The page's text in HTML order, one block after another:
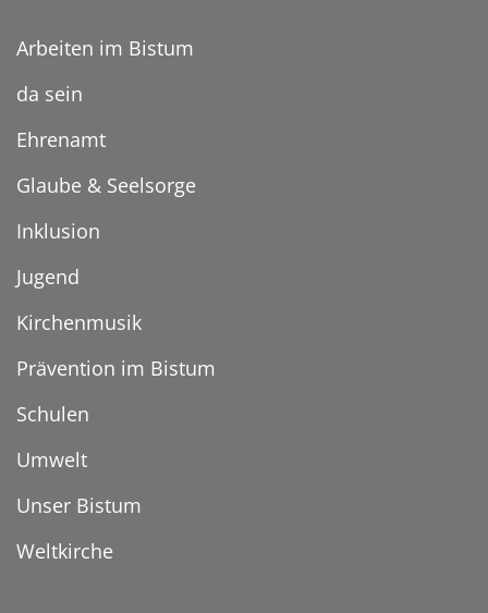
Arbeiten im Bistum
da sein
Ehrenamt
Glaube & Seelsorge
Inklusion
Jugend
Kirchenmusik
Prävention im Bistum
Schulen
Umwelt
Unser Bistum
Weltkirche